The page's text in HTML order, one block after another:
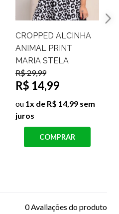
CROPPED ALCINHA
ANIMAL PRINT
MARIA STELA
R$ 29,99
R$ 14,99
ou 1x de R$ 14,99 sem
juros
COMPRAR
0 Avaliações do produto